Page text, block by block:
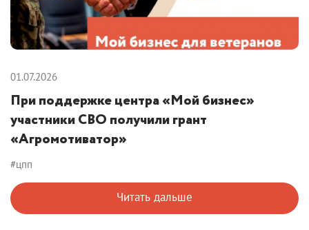
01.07.2026
При поддержке центра «Мой бизнес»
участники СВО получили грант
«Агромотиватор»
#цпп
Читать дальше